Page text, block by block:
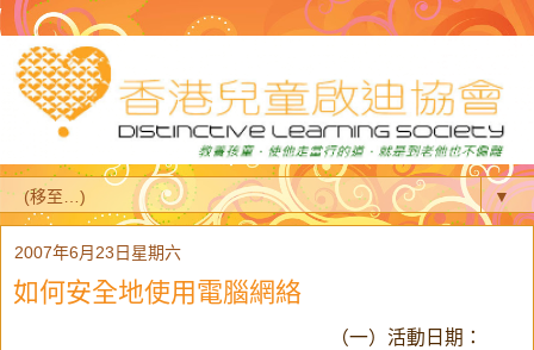
▼
2007年6月23日星期六
如何安全地使用電腦網絡
（一）活動日期：